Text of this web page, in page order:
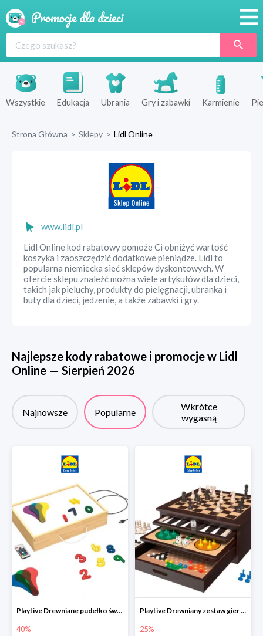
Produkty
Sklepy
Wszystkie Edukacja Ubrania Gry i zabawki Karmienie
Strona Główna > Sklepy > Lidl Online
www.lidl.pl
Lidl Online kod rabatowy pomoże Ci obniżyć wartość
koszyka i zaoszczędzić dodatkowe pieniądze. Lidl to
popularna niemiecka sieć sklepów dyskontowych. W
ofercie sklepu znaleźć można wiele artykułów dla dzieci,
takich jak pieluchy, produkty do pielęgnacji, ubranka i
buty dla dzieci, jedzenie, a także zabawki i gry.
Najlepsze kody rabatowe i promocje w Lidl
Online — Sierpień 2026
Najnowsze Popularne
Wkrótce
wygasną
Playtive Drewniane pudełko świetlne MONTESSORI
40%
Playtive Drewniany zestaw gier 10 w 1
25%